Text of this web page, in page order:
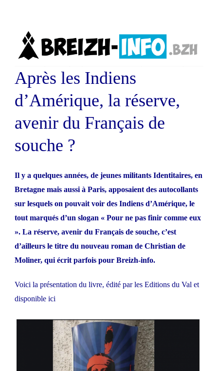
Après les Indiens
d’Amérique, la réserve,
avenir du Français de
souche ?
Il y a quelques années, de jeunes militants Identitaires, en
Bretagne mais aussi à Paris, apposaient des autocollants
sur lesquels on pouvait voir des Indiens d’Amérique, le
tout marqués d’un slogan « Pour ne pas finir comme eux
». La réserve, avenir du Français de souche, c’est
d’ailleurs le titre du nouveau roman de Christian de
Moliner, qui écrit parfois pour Breizh-info.
Voici la présentation du livre, édité par les Editions du Val et
disponible ici